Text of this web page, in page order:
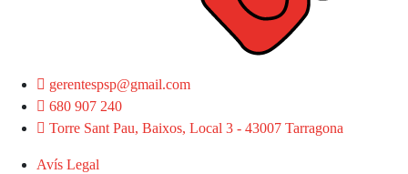
gerentespsp@gmail.com
680 907 240
Torre Sant Pau, Baixos, Local 3 - 43007 Tarragona
Avís Legal